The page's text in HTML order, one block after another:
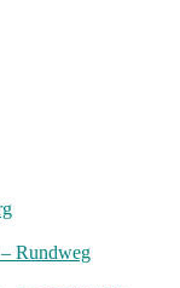
Rundweg